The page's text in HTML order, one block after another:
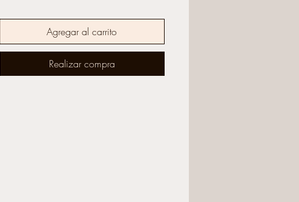
Agregar al carrito
Realizar compra